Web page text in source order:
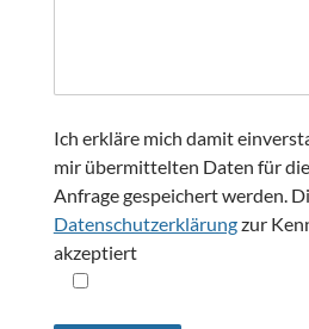
Ich erkläre mich damit
mir übermittelten Daten für
Anfrage gespeichert werden.
Datenschutzerklärungzur
akzeptiert